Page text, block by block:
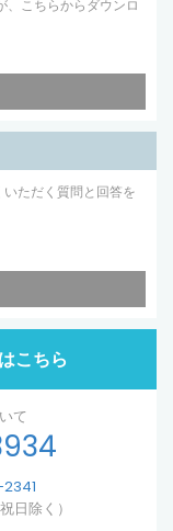
、こちらからダウンロ
ただく質問と回答を
こちら
て
日除く）